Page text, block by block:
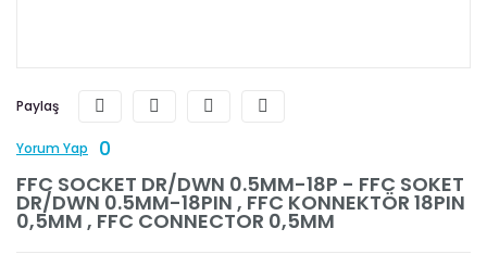
Paylaş
Yorum Yap
0
FFC SOCKET DR/DWN 0.5MM-18P - FFC SOKET
DR/DWN 0.5MM-18PIN , FFC KONNEKTÖR 18PIN
0,5MM , FFC CONNECTOR 0,5MM